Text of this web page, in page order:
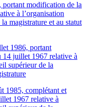
modification de la
à l’organisation
magistrature et au statut
1986, portant
juillet 1967 relative à
supérieur de la
1985, complétant et
1967 relative à